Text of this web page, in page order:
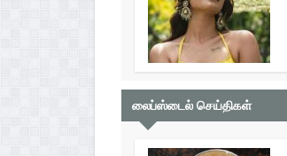
லைப்ஸ்டைல் செய்திகள்